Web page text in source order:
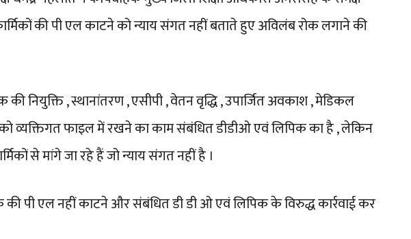
की पी एल काटने को न्याय संगत नहीं बताते हुए अविलंब रोक लगाने की
नियुक्ति , स्थानांतरण , एसीपी , वेतन वृद्धि , उपार्जित अवकाश , मेडिकल
फाइल में रखने का काम संबंधित डीडीओ एवं लिपिक का है , लेकिन
से मांगे जा रहे हैं जो न्याय संगत नहीं है ।
पी एल नहीं काटने और संबंधित डी डी ओ एवं लिपिक के विरुद्ध कार्रवाई कर